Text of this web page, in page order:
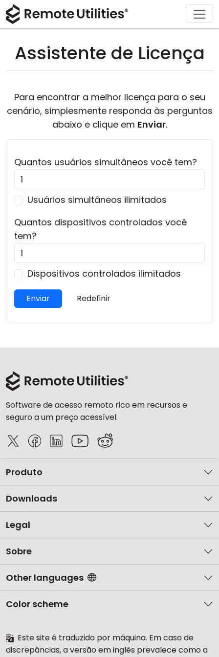
Assistente de Licença
Para encontrar a melhor licença para o seu
cenário, simplesmente responda às perguntas
abaixo e clique em Enviar.
Quantos usuários simultâneos você tem?
Usuários simultâneos ilimitados
Quantos dispositivos controlados você
tem?
Dispositivos controlados ilimitados
Enviar Redefinir
Software de acesso remoto rico em recursos e
seguro a um preço acessível.
Produto
Downloads
Legal
Sobre
Other languages
Color scheme
Este site é traduzido por máquina. Em caso de
discrepâncias, a versão em inglês prevalece como a
Produto
Segurança
Notas de Lançamento
Acesso Não Assistido
Suporte ao Active Directory
Configuração MSI
Nuvem e Local
Soluções
Manufatura e Varejo
Educação e Governo
Tecnologia da Informação
Baixar
macOS
iOS/Android
Comprar
Assistente de Licença
Suporte
Documentação
Sobre
Sala de imprensa